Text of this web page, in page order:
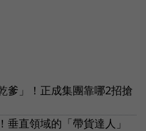
爹」！正成集團靠哪2招搶
直領域的「帶貨達人」